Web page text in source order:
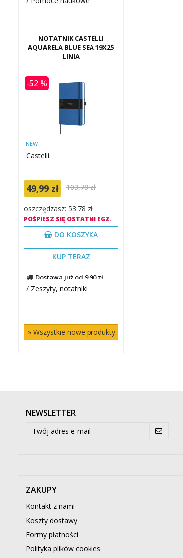
NOTATNIK CASTELLI
AQUARELA BLUE SEA 19X25
LINIA
-52 %
NEW
Castelli
49,99 zł 103,78 zł
oszczędzasz: 53.78 zł
POŚPIESZ SIĘ OSTATNI EGZ.
DO KOSZYKA
KUP TERAZ
Dostawa już od 9.90 zł
/ Zeszyty, notatniki
» Wszystkie nowe produkty
NEWSLETTER
ZAKUPY
Kontakt z nami
Koszty dostawy
Formy płatności
Polityka plików cookies